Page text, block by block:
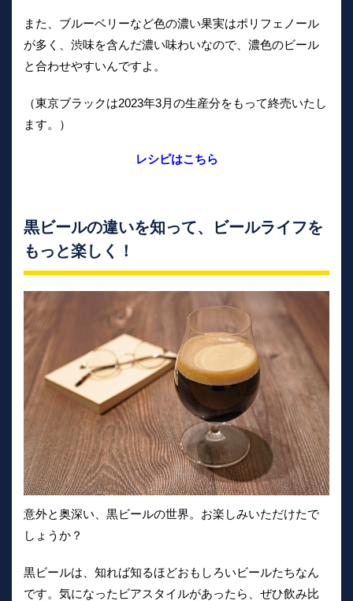
また、ブルーベリーなど色の濃い果実はポリフェノール
が多く、渋味を含んだ濃い味わいなので、濃色のビール
と合わせやすいんですよ。
（東京ブラックは2023年3月の生産分をもって終売いたし
ます。）
レシピはこちら
黒ビールの違いを知って、ビールライフを
もっと楽しく！
意外と奥深い、黒ビールの世界。お楽しみいただけたで
しょうか？
黒ビールは、知れば知るほどおもしろいビールたちなん
です。気になったビアスタイルがあったら、ぜひ飲み比